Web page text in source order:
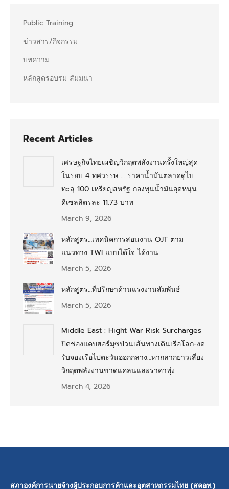
Public Training
ข่าวสาร/กิจกรรม
บทความ
หลักสูตรอบรม สัมมนา
Recent Articles
เศรษฐกิจไทยเผชิญวิกฤตพลังงานครั้งใหญ่สุด
ในรอบ 4 ทศวรรษ … ราคาน้ำมันตลาดดูไบ
ทะลุ 100 เหรียญสหรัฐ กองทุนน้ำมันอุดหนุน
ดีเซลลิตรละ 11.73 บาท
March 9, 2026
หลักสูตร…เทคนิคการสอนงาน OJT ตาม
แนวทาง TWI แบบได้ใจ ได้งาน
March 5, 2026
หลักสูตร…ที่ปรึกษาด้านแรงงานสัมพันธ์
March 5, 2026
Middle East : Hight War Risk Surcharges
ปิดช่องแคบฮอร์มุซป่วนเส้นทางเดินเรือโลก-งด
รับจองเรือไปตะวันออกกลาง…หากลากยาวเสี่ยง
วิกฤตพลังงานขาดแคลนและราคาพุ่ง
March 4, 2026
สภาองค์การนายจ้างผู้ประกอบการค้าและอุตสาหกรรมไทย (สคอท.)